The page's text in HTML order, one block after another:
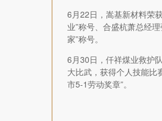
6月22日，嵩基新材料荣
业”称号、合盛杭萧总经
家”称号。
6月30日，仟祥煤业救护
大比武，获得个人技能比
市5-1劳动奖章”。